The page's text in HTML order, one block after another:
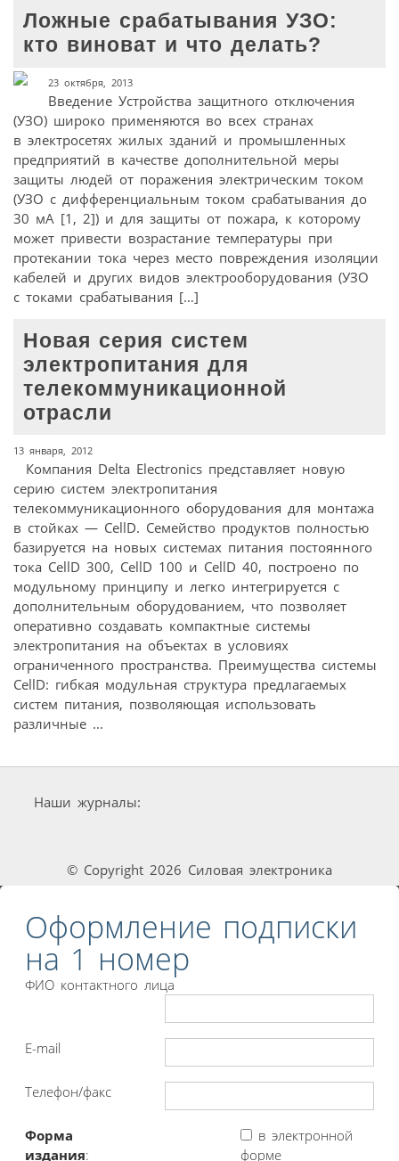
Ложные срабатывания УЗО:
кто виноват и что делать?
23 октября, 2013
Введение Устройства защитного отключения
(УЗО) широко применяются во всех странах
в электросетях жилых зданий и промышленных
предприятий в качестве дополнительной меры
защиты людей от поражения электрическим током
(УЗО с дифференциальным током срабатывания до
30 мА [1, 2]) и для защиты от пожара, к которому
может привести возрастание температуры при
протекании тока через место повреждения изоляции
кабелей и других видов электрооборудования (УЗО
с токами срабатывания […]
Новая серия систем
электропитания для
телекоммуникационной
отрасли
13 января, 2012
Компания Delta Electronics представляет новую
серию систем электропитания
телекоммуникационного оборудования для монтажа
в стойках — CellD. Семейство продуктов полностью
базируется на новых системах питания постоянного
тока CellD 300, CellD 100 и CellD 40, построено по
модульному принципу и легко интегрируется с
дополнительным оборудованием, что позволяет
оперативно создавать компактные системы
электропитания на объектах в условиях
ограниченного пространства. Преимущества системы
CellD: гибкая модульная структура предлагаемых
систем питания, позволяющая использовать
различные ...
Наши журналы:
© Copyright 2026 Силовая электроника
Оформление подписки
на 1 номер
ФИО контактного лица
E-mail
Телефон/факс
Форма
издания:
в электронной
форме